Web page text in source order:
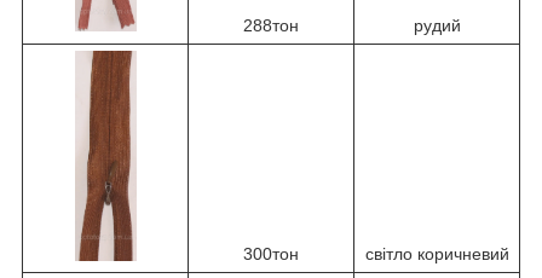
288тон рудий
300тон світло коричневий